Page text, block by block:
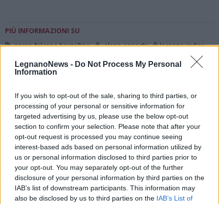
LegnanoNews - Do Not Process My Personal
Information
If you wish to opt-out of the sale, sharing to third parties, or
processing of your personal or sensitive information for
targeted advertising by us, please use the below opt-out
section to confirm your selection. Please note that after your
opt-out request is processed you may continue seeing
interest-based ads based on personal information utilized by
us or personal information disclosed to third parties prior to
your opt-out. You may separately opt-out of the further
disclosure of your personal information by third parties on the
IAB’s list of downstream participants. This information may
also be disclosed by us to third parties on the IAB’s List of
PIÙ INFORMAZIONI SU
parco falcone borsellino
elena osnaghi
lorenzo radice
LEGNANO
Selezioniamo per te
Il meglio di